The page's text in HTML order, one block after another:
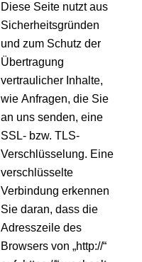
Diese Seite nutzt aus
Sicherheitsgründen
und zum Schutz der
Übertragung
vertraulicher Inhalte,
wie Anfragen, die Sie
an uns senden, eine
SSL- bzw. TLS-
Verschlüsselung. Eine
verschlüsselte
Verbindung erkennen
Sie daran, dass die
Adresszeile des
Browsers von „http://“